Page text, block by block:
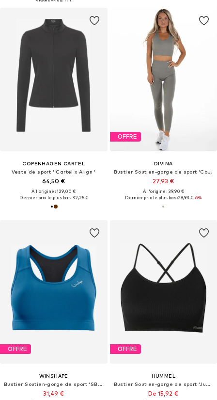
COPENHAGEN CARTEL
Veste de sport ' Cartel x Align '
64,50 €
À l'origine : 129,00 €
Dernier prix le plus bas :32,25 €
OFFRE
DIVINA
Bustier Soutien-gorge de sport 'Conscious'
27,93 €
À l'origine : 39,90 €
Dernier prix le plus bas :29,93 €-6%
OFFRE
WINSHAPE
Bustier Soutien-gorge de sport 'SB102C'
31,49 €
OFFRE
HUMMEL
Bustier Soutien-gorge de sport 'Juno'
De 15,92 €